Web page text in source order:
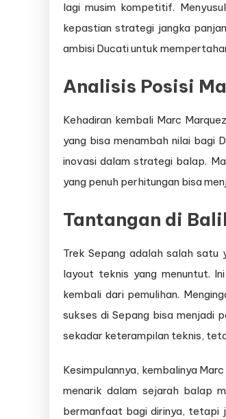
lagi musim kompetitif.
kepastian strategi jangka
ambisi Ducati untuk
Analisis Posisi
Kehadiran kembali Marc
yang bisa menambah nilai bagi
inovasi dalam strategi balap.
yang penuh perhitungan bisa
Tantangan di
Trek Sepang adalah salah
layout teknis yang menuntut.
kembali dari pemulihan.
sukses di Sepang bisa menjadi
sekadar keterampilan teknis,
Kesimpulannya, kembalinya
menarik dalam sejarah balap
bermanfaat bagi dirinya, tetapi